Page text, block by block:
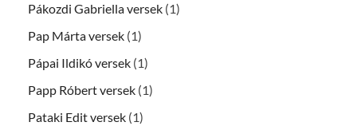
Pákozdi Gabriella versek (1)
Pap Márta versek (1)
Pápai Ildikó versek (1)
Papp Róbert versek (1)
Pataki Edit versek (1)